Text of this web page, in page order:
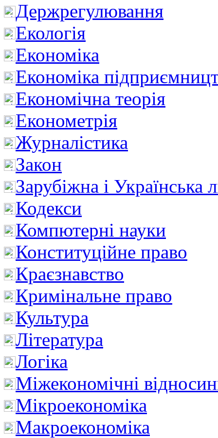
Держрегулювання
Екологія
Економіка
Економіка
Економічна теорія
Економетрія
Журналістика
Закон
Зарубіжна і Українська
Кодекси
Компютерні науки
Конституційне право
Краєзнавство
Кримінальне право
Культура
Література
Логіка
Міжекономічні
Мікроекономіка
Макроекономіка